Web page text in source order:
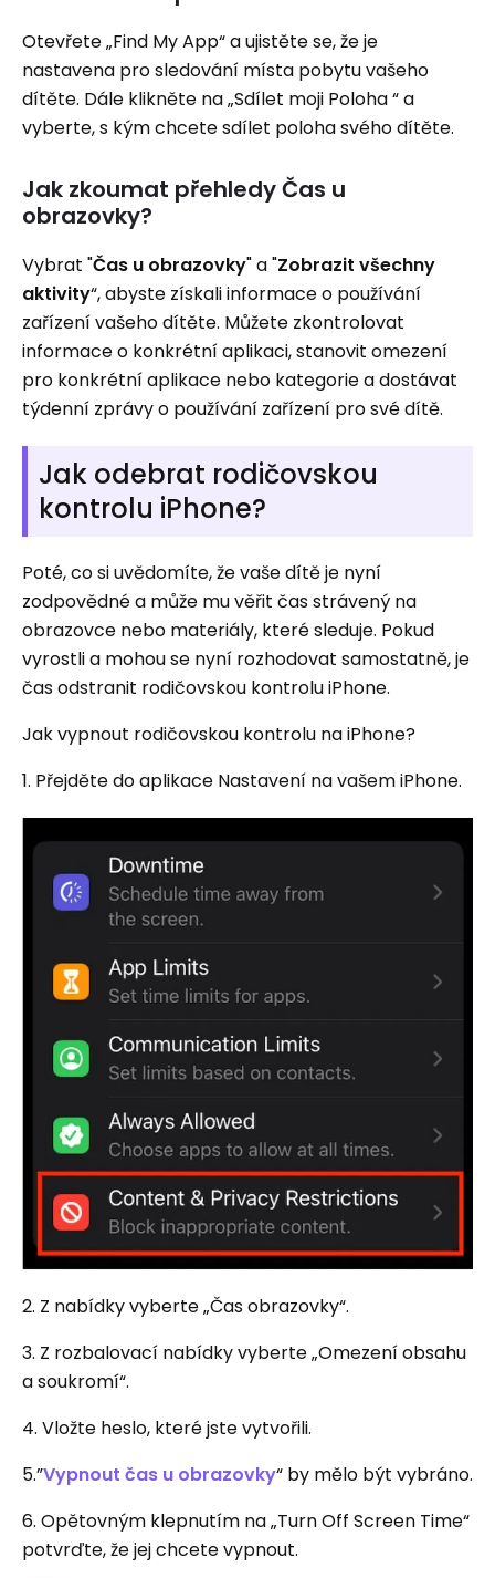
Otevřete „Find My App“ a ujistěte se, že je
nastavena pro sledování místa pobytu vašeho
dítěte. Dále klikněte na „Sdílet moji Poloha “ a
vyberte, s kým chcete sdílet poloha svého dítěte.
Jak zkoumat přehledy Čas u
obrazovky?
Vybrat "Čas u obrazovky" a "Zobrazit všechny
aktivity“, abyste získali informace o používání
zařízení vašeho dítěte. Můžete zkontrolovat
informace o konkrétní aplikaci, stanovit omezení
pro konkrétní aplikace nebo kategorie a dostávat
týdenní zprávy o používání zařízení pro své dítě.
Jak odebrat rodičovskou
kontrolu iPhone?
Poté, co si uvědomíte, že vaše dítě je nyní
zodpovědné a může mu věřit čas strávený na
obrazovce nebo materiály, které sleduje. Pokud
vyrostli a mohou se nyní rozhodovat samostatně, je
čas odstranit rodičovskou kontrolu iPhone.
Jak vypnout rodičovskou kontrolu na iPhone?
1. Přejděte do aplikace Nastavení na vašem iPhone.
2. Z nabídky vyberte „Čas obrazovky“.
3. Z rozbalovací nabídky vyberte „Omezení obsahu
a soukromí“.
4. Vložte heslo, které jste vytvořili.
5.”Vypnout čas u obrazovky“ by mělo být vybráno.
6. Opětovným klepnutím na „Turn Off Screen Time“
potvrďte, že jej chcete vypnout.